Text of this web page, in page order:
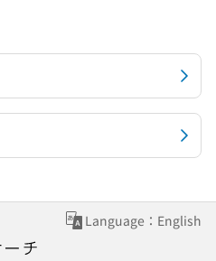
Language：English